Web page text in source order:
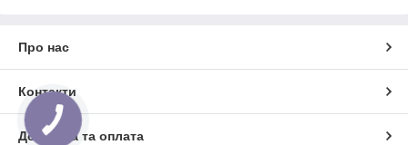
Про нас
Контакти
Доставка та оплата